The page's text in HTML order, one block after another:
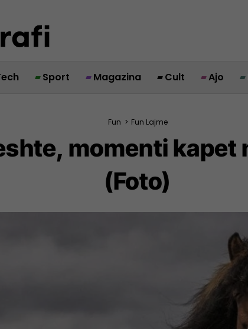
Sport Magazina Cult Ajo
Fun > Fun Lajme
momenti
(Foto)